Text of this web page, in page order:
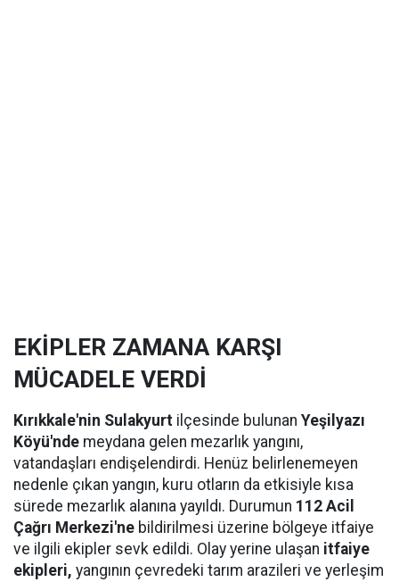
EKİPLER ZAMANA KARŞI
MÜCADELE VERDİ
Kırıkkale'nin Sulakyurt ilçesinde bulunan Yeşilyazı
Köyü'nde meydana gelen mezarlık yangını,
vatandaşları endişelendirdi. Henüz belirlenemeyen
nedenle çıkan yangın, kuru otların da etkisiyle kısa
sürede mezarlık alanına yayıldı. Durumun 112 Acil
Çağrı Merkezi'ne bildirilmesi üzerine bölgeye itfaiye
ve ilgili ekipler sevk edildi. Olay yerine ulaşan itfaiye
ekipleri, yangının çevredeki tarım arazileri ve yerleşim